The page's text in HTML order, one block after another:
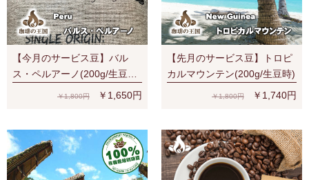
【今月のサービス豆】バル
ス・ペルアーノ(200g/生豆
時)RA認証 スペシャルティ 芳
￥1,800円 ￥1,650円
【先月のサービス豆】トロピ
カルマウンテン(200g/生豆時)
￥1,800円 ￥1,740円